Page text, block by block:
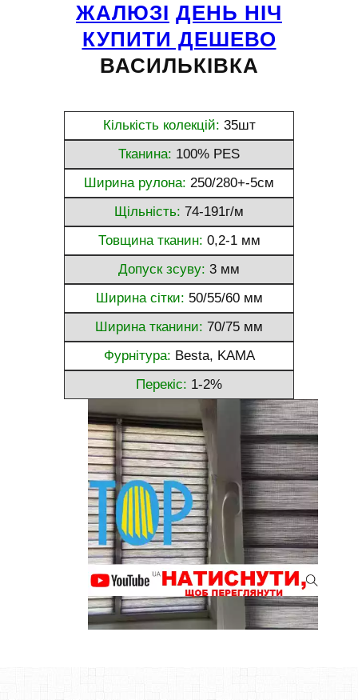
ЖАЛЮЗІ ДЕНЬ НІЧ
КУПИТИ ДЕШЕВО
ВАСИЛЬКІВКА
Кількість колекцій: 35шт
Тканина: 100% PES
Ширина рулона: 250/280+-5см
Щільність: 74-191г/м
Товщина тканин: 0,2-1 мм
Допуск зсуву: 3 мм
Ширина сітки: 50/55/60 мм
Ширина тканини: 70/75 мм
Фурнітура: Besta, KAMA
Перекіс: 1-2%